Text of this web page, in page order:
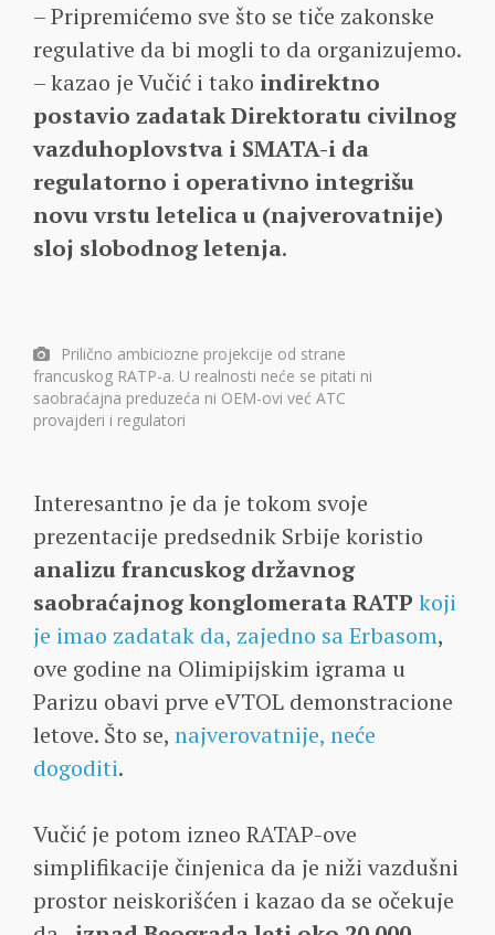
– Pripremićemo sve što se tiče zakonske
regulative da bi mogli to da organizujemo.
– kazao je Vučić i tako indirektno
postavio zadatak Direktoratu civilnog
vazduhoplovstva i SMATA-i da
regulatorno i operativno integrišu
novu vrstu letelica u (najverovatnije)
sloj slobodnog letenja.
Prilično ambiciozne projekcije od strane
francuskog RATP-a. U realnosti neće se pitati ni
saobraćajna preduzeća ni OEM-ovi već ATC
provajderi i regulatori
Interesantno je da je tokom svoje
prezentacije predsednik Srbije koristio
analizu francuskog državnog
saobraćajnog konglomerata RATP koji
je imao zadatak da, zajedno sa Erbasom,
ove godine na Olimipijskim igrama u
Parizu obavi prve eVTOL demonstracione
letove. Što se, najverovatnije, neće
dogoditi.
Vučić je potom izneo RATAP-ove
simplifikacije činjenica da je niži vazdušni
prostor neiskorišćen i kazao da se očekuje